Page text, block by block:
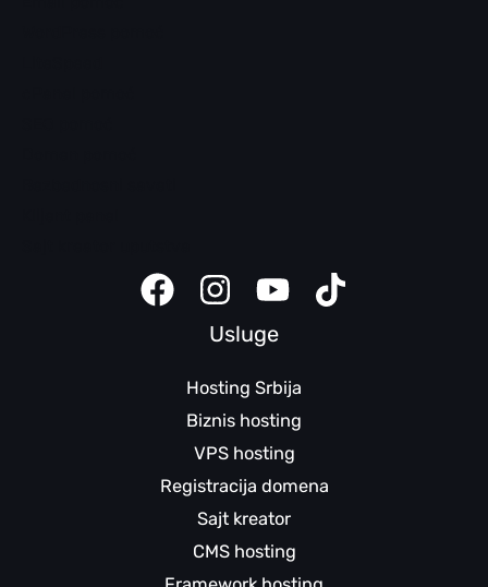
Usluge
Hosting Srbija
Biznis hosting
VPS hosting
Registracija domena
Sajt kreator
CMS hosting